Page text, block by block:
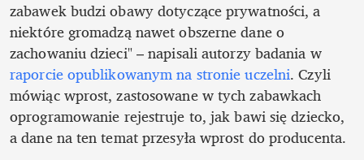
zabawek budzi obawy dotyczące prywatności, a
niektóre gromadzą nawet obszerne dane o
zachowaniu dzieci" – napisali autorzy badania w
raporcie opublikowanym na stronie uczelni. Czyli
mówiąc wprost, zastosowane w tych zabawkach
oprogramowanie rejestruje to, jak bawi się dziecko,
a dane na ten temat przesyła wprost do producenta.